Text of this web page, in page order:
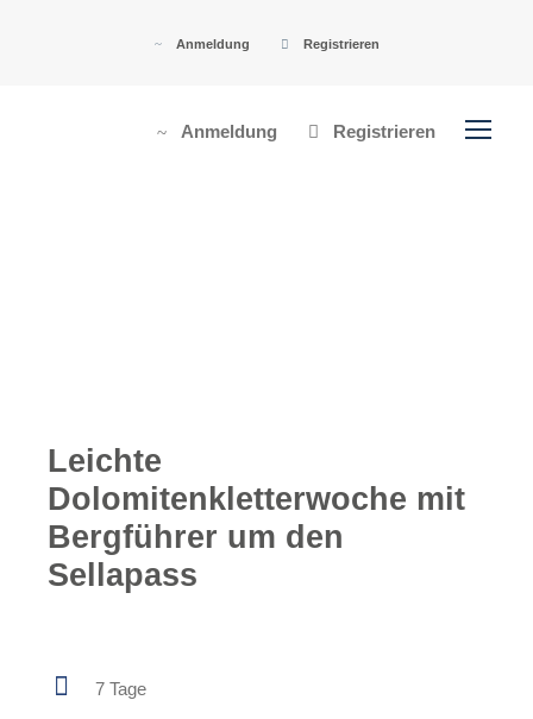
Anmeldung Registrieren
Anmeldung Registrieren
Leichte
Dolomitenkletterwoche mit
Bergführer um den
Sellapass
7 Tage